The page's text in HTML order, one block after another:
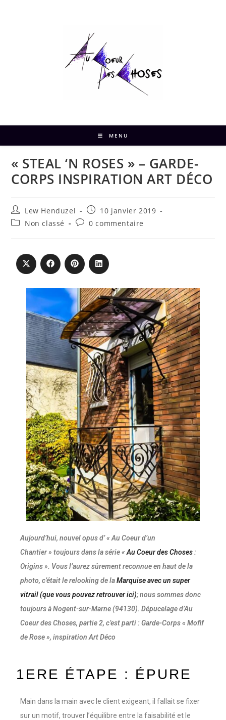
MENU
« STEAL ‘N ROSES » – GARDE-
CORPS INSPIRATION ART DÉCO
Lew Henduzel
10 janvier 2019
Non classé
0 commentaire
Aujourd’hui, nouvel opus d’ « Au Coeur d’un
Chantier » toujours dans la série «Au Coeur des Choses:
Origins ». Vous l’aurez sûrement reconnue en haut de la
photo, c’était le relooking de laMarquise avec un super
vitrail (que vous pouvez retrouver ici); nous sommes donc
toujours à Nogent-sur-Marne (94130). Dépucelage d’Au
Coeur des Choses, partie 2, c’est parti : Garde-Corps « Mofif
de Rose », inspiration Art Déco
1ERE ÉTAPE : ÉPURE
Main dans la main avec le client exigeant, il fallait se fixer
sur un motif, trouver l’équilibre entre la faisabilité et le